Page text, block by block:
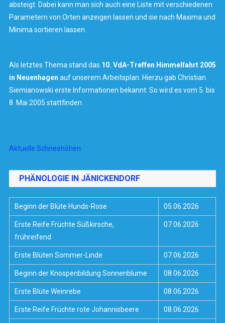
absteigt. Dabei kann man sich auch eine Liste mit verschiedenen
Parametern von Orten anzeigen lassen und sie nach Maxima und
Minima sortieren lassen.
Als letztes Thema stand das 10. VdA-Treffen Himmelfahrt 2005
in Neuenhagen auf unserem Arbeitsplan. Hierzu gab Christian
Siemianowski erste Informationen bekannt. So wird es vom 5. bis
8. Mai 2005 stattfinden.
Aktuelle Schneehöhen
PHÄNOLOGIE IN JÄNICKENDORF
Beginn der Blüte Hunds-Rose 05.06.2026
Erste Reife Früchte Süßkirsche,
frühreifend
07.06.2026
Erste Blüten Sommer-Linde 07.06.2026
Beginn der Knospenbildung Sonnenblume 08.06.2026
Erste Blüte Weinrebe 08.06.2026
Erste Reife Früchte rote Johannisbeere 08.06.2026